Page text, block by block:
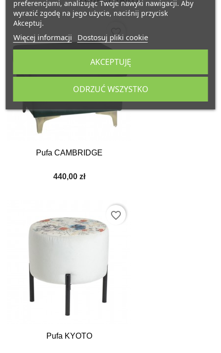
preferencjami, analizując Twoje nawyki nawigacji. Aby
wyrazić zgodę na jego użycie, naciśnij przycisk
Akceptuj.
Więcej informacji Dostosuj pliki cookie
ODRZUĆ WSZYSTKO
AKCEPTUJĘ
Pufa CAMBRIDGE
440,00 zł
favorite_border
Pufa KYOTO
favorite_border